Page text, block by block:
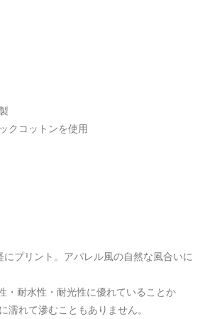
クコットンを使用
プリント。アパレル風の自然な風合いに
・耐水性・耐光性に優れていることか
濡れて滲むこともありません。